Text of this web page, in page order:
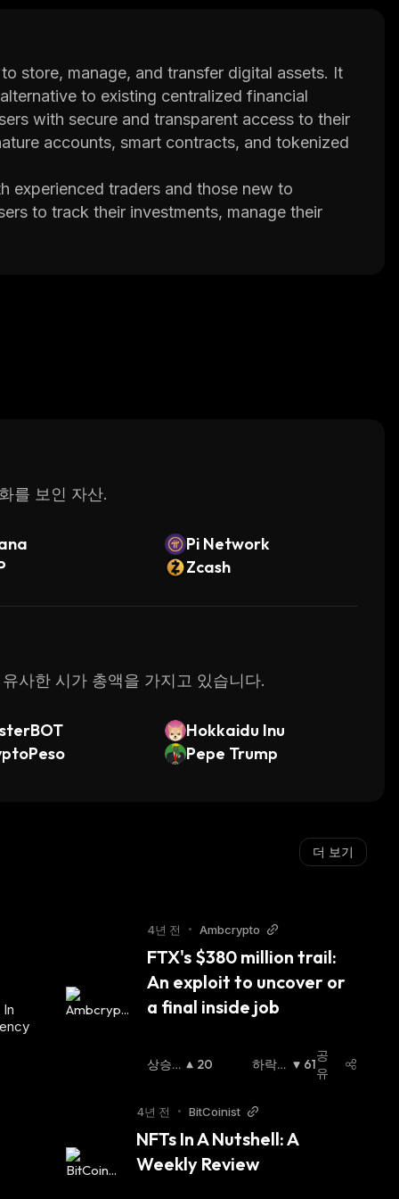
store, manage, and transfer digital assets. It
to existing centralized financial
with secure and transparent access to their
accounts, smart contracts, and tokenized
experienced traders and those new to
to track their investments, manage their
를 보인 자산.
Pi Network
Zcash
사한 시가 총액을 가지고 있습니다.
Hokkaidu Inu
Pepe Trump
더 보기
4년 전 • Ambcrypto
FTX's $380 million trail:
An exploit to uncover or
a final inside job
상승
20
하락
61
공
유
4년 전 • BitCoinist
NFTs In A Nutshell: A
Weekly Review